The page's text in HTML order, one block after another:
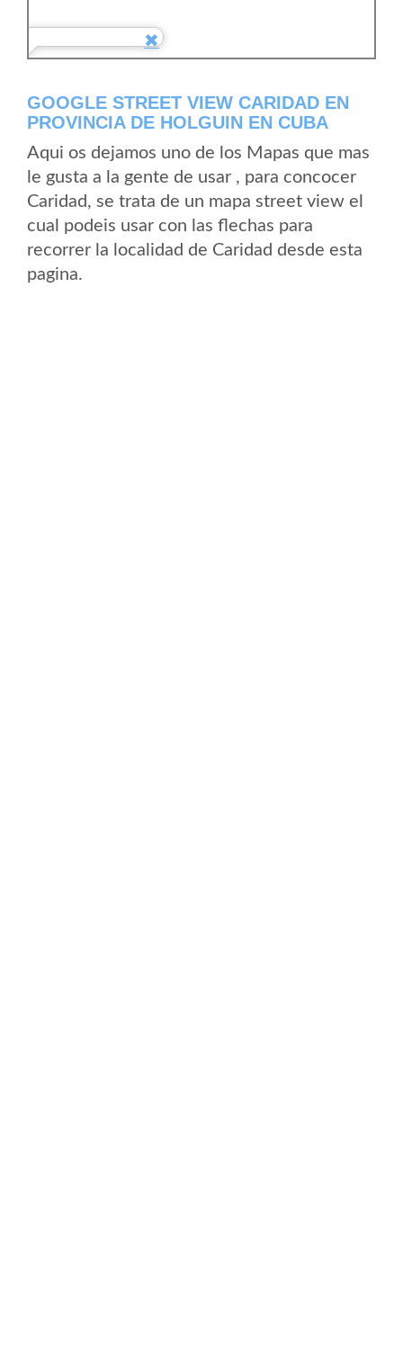
GOOGLE STREET VIEW CARIDAD EN
PROVINCIA DE HOLGUIN EN CUBA
Aqui os dejamos uno de los Mapas que mas
le gusta a la gente de usar , para concocer
Caridad, se trata de un mapa street view el
cual podeis usar con las flechas para
recorrer la localidad de Caridad desde esta
pagina.